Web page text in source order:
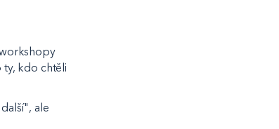
ty, kdo chtěli
ale